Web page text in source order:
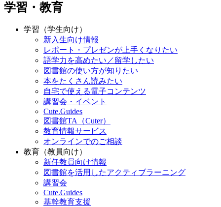
学習・教育
学習（学生向け）
新入生向け情報
レポート・プレゼンが上手くなりたい
語学力を高めたい／留学したい
図書館の使い方が知りたい
本をたくさん読みたい
自宅で使える電子コンテンツ
講習会・イベント
Cute.Guides
図書館TA（Cuter）
教育情報サービス
オンラインでのご相談
教育（教員向け）
新任教員向け情報
図書館を活用したアクティブラーニング
講習会
Cute.Guides
基幹教育支援